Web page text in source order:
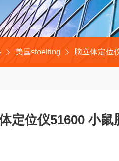
美国stoelting 脑立体定位
定位仪51600 小鼠